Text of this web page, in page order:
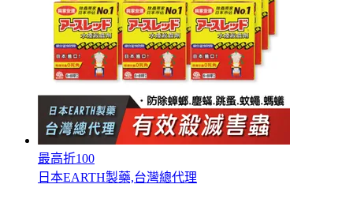
最高折100
日本EARTH製藥,台灣總代理